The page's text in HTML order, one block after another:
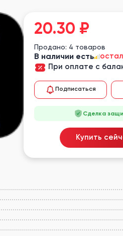
20.30 ₽
Продано: 4 товаров
В наличии есть
При оплате с
Подписаться
Сделка
Купить